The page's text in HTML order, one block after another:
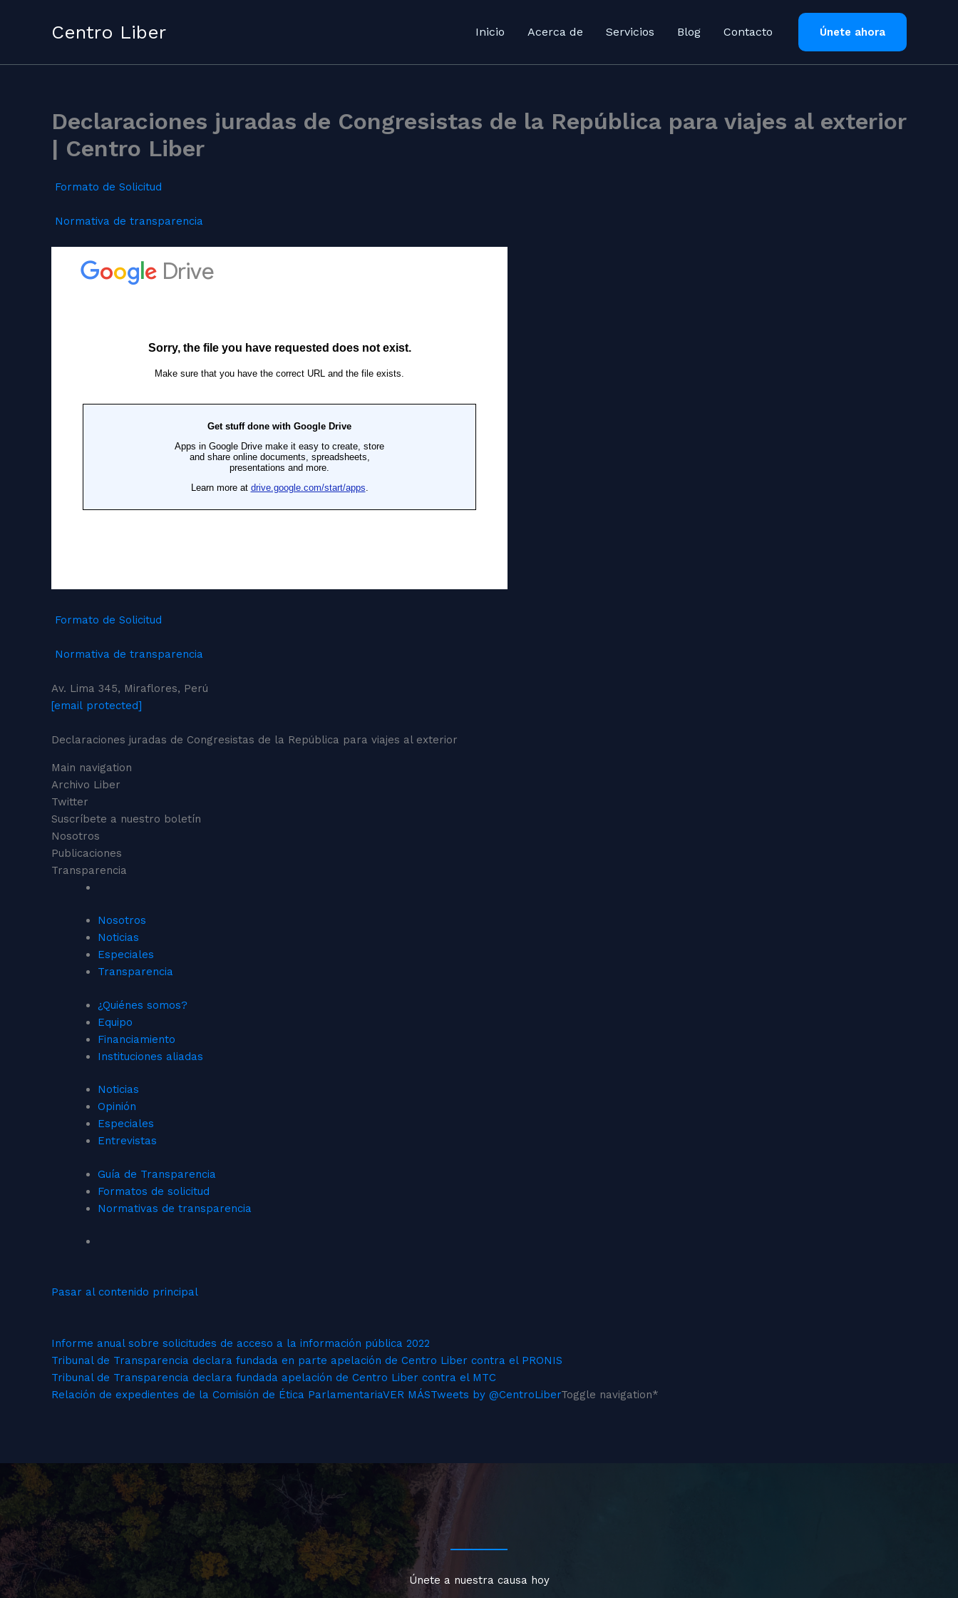
Centro Liber Inicio Acerca de Servicios Blog Contacto Únete ahora
Declaraciones juradas de Congresistas de la República para viajes al exterior
| Centro Liber
Formato de Solicitud
Normativa de transparencia
Formato de Solicitud
Normativa de transparencia
Av. Lima 345, Miraflores, Perú
[email protected]
Declaraciones juradas de Congresistas de la República para viajes al exterior
Main navigation
Archivo Liber
Twitter
Suscríbete a nuestro boletín
Nosotros
Publicaciones
Transparencia
Nosotros
Noticias
Especiales
Transparencia
¿Quiénes somos?
Equipo
Financiamiento
Instituciones aliadas
Noticias
Opinión
Especiales
Entrevistas
Guía de Transparencia
Formatos de solicitud
Normativas de transparencia
Pasar al contenido principal
Informe anual sobre solicitudes de acceso a la información pública 2022
Tribunal de Transparencia declara fundada en parte apelación de Centro Liber contra el PRONIS
Tribunal de Transparencia declara fundada apelación de Centro Liber contra el MTC
Relación de expedientes de la Comisión de Ética ParlamentariaVER MÁSTweets by @CentroLiberToggle navigation*
Únete a nuestra causa hoy